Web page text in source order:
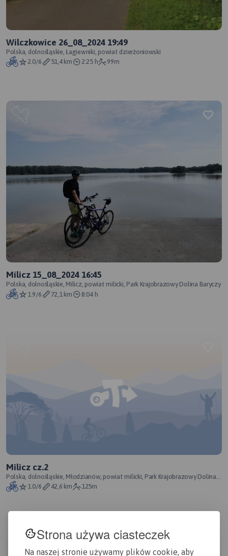
Strona używa ciasteczek
Na naszej stronie używamy plików cookie, aby
Wilczkowice 26_08_2024 19:49
Polska, dolnośląskie, Łagiewniki, powiat dzierżoniowski
2.0/6
51,4 km 2:25 h 99m
Milicz 15_08_2024 16:45
Polska, dolnośląskie, Milicz, powiat milicki, Park Krajobrazowy Dolina Baryczy
1.9/6
72,1 km 8:04 h
Milicz cz.2
Polska, dolnośląskie, Młodzianów, powiat milicki, Park Krajobrazowy Dolina
Baryczy 1.0/6 42,6 km 125m